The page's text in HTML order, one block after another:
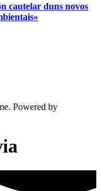
cautelar duns novos
Powered by